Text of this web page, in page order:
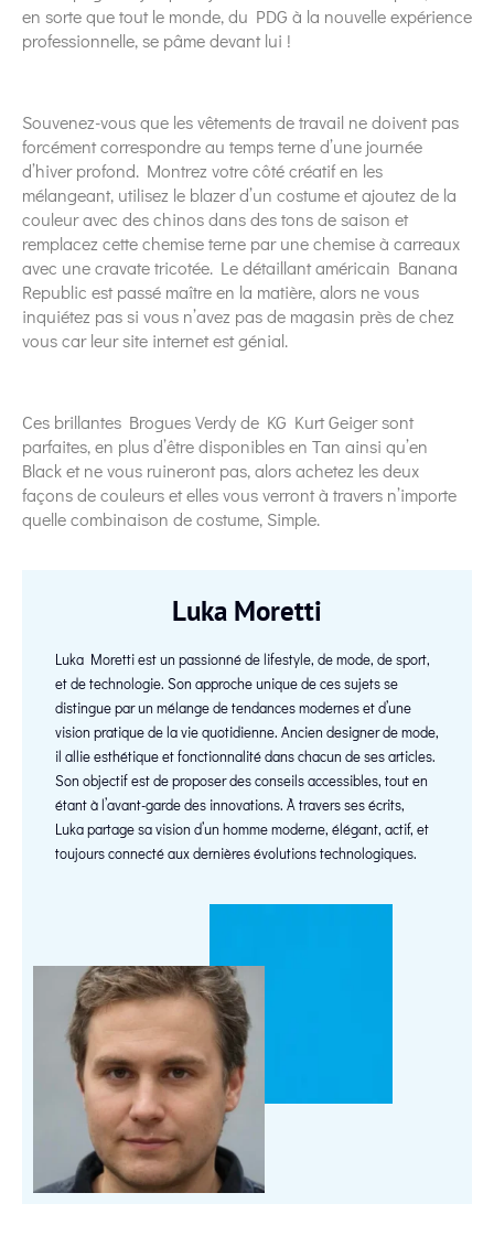
en sorte que tout le monde, du PDG à la nouvelle expérience
professionnelle, se pâme devant lui !
Souvenez-vous que les vêtements de travail ne doivent pas
forcément correspondre au temps terne d’une journée
d’hiver profond. Montrez votre côté créatif en les
mélangeant, utilisez le blazer d’un costume et ajoutez de la
couleur avec des chinos dans des tons de saison et
remplacez cette chemise terne par une chemise à carreaux
avec une cravate tricotée. Le détaillant américain Banana
Republic est passé maître en la matière, alors ne vous
inquiétez pas si vous n’avez pas de magasin près de chez
vous car leur site internet est génial.
Ces brillantes Brogues Verdy de KG Kurt Geiger sont
parfaites, en plus d’être disponibles en Tan ainsi qu’en
Black et ne vous ruineront pas, alors achetez les deux
façons de couleurs et elles vous verront à travers n’importe
quelle combinaison de costume, Simple.
Luka Moretti
Luka Moretti est un passionné de lifestyle, de mode, de sport,
et de technologie. Son approche unique de ces sujets se
distingue par un mélange de tendances modernes et d’une
vision pratique de la vie quotidienne. Ancien designer de mode,
il allie esthétique et fonctionnalité dans chacun de ses articles.
Son objectif est de proposer des conseils accessibles, tout en
étant à l’avant-garde des innovations. À travers ses écrits,
Luka partage sa vision d’un homme moderne, élégant, actif, et
toujours connecté aux dernières évolutions technologiques.